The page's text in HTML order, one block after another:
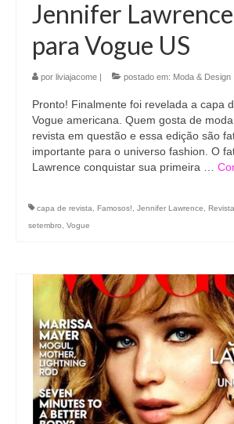
Jennifer Lawrence
para Vogue US
por liviajacome | postado em: Moda & Design
Pronto! Finalmente foi revelada a capa
Vogue americana. Quem gosta de
revista em questão e essa edição são
importante para o universo fashion. O
Lawrence conquistar sua primeira …
capa de revista Famosos! Jennifer Lawrence Revista
setembro
Vogue